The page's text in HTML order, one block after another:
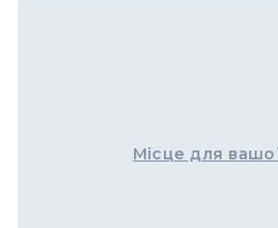
Місце для